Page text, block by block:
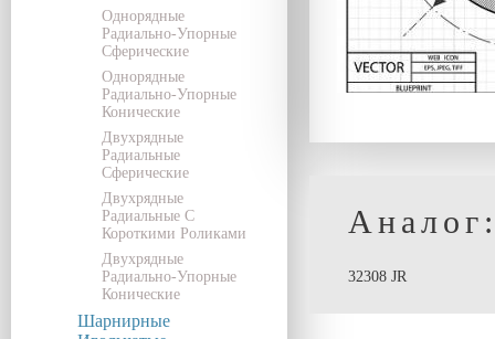
Однорядные
Радиально-Упорные
Сферические
Однорядные
Радиально-Упорные
Конические
Двухрядные
Радиальные
Сферические
Двухрядные
Радиальные С
Короткими Роликами
Двухрядные
Радиально-Упорные
Конические
Шарнирные
32308 JR